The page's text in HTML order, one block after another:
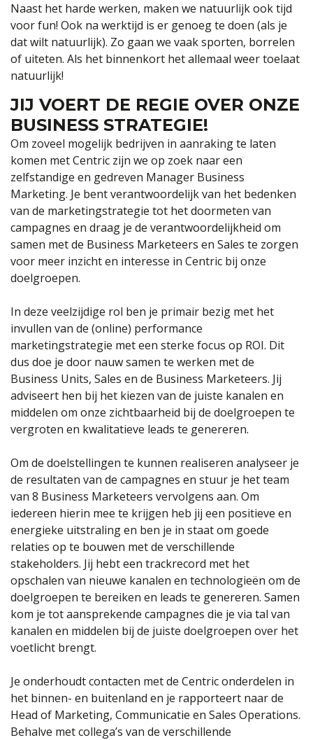
Naast het harde werken, maken we natuurlijk ook tijd
voor fun! Ook na werktijd is er genoeg te doen (als je
dat wilt natuurlijk). Zo gaan we vaak sporten, borrelen
of uiteten. Als het binnenkort het allemaal weer toelaat
natuurlijk!
JIJ VOERT DE REGIE OVER ONZE
BUSINESS STRATEGIE!
Om zoveel mogelijk bedrijven in aanraking te laten
komen met Centric zijn we op zoek naar een
zelfstandige en gedreven Manager Business
Marketing. Je bent verantwoordelijk van het bedenken
van de marketingstrategie tot het doormeten van
campagnes en draag je de verantwoordelijkheid om
samen met de Business Marketeers en Sales te zorgen
voor meer inzicht en interesse in Centric bij onze
doelgroepen.
In deze veelzijdige rol ben je primair bezig met het
invullen van de (online) performance
marketingstrategie met een sterke focus op ROI. Dit
dus doe je door nauw samen te werken met de
Business Units, Sales en de Business Marketeers. Jij
adviseert hen bij het kiezen van de juiste kanalen en
middelen om onze zichtbaarheid bij de doelgroepen te
vergroten en kwalitatieve leads te genereren.
Om de doelstellingen te kunnen realiseren analyseer je
de resultaten van de campagnes en stuur je het team
van 8 Business Marketeers vervolgens aan. Om
iedereen hierin mee te krijgen heb jij een positieve en
energieke uitstraling en ben je in staat om goede
relaties op te bouwen met de verschillende
stakeholders. Jij hebt een trackrecord met het
opschalen van nieuwe kanalen en technologieën om de
doelgroepen te bereiken en leads te genereren. Samen
kom je tot aansprekende campagnes die je via tal van
kanalen en middelen bij de juiste doelgroepen over het
voetlicht brengt.
Je onderhoudt contacten met de Centric onderdelen in
het binnen- en buitenland en je rapporteert naar de
Head of Marketing, Communicatie en Sales Operations.
Behalve met collega’s van de verschillende